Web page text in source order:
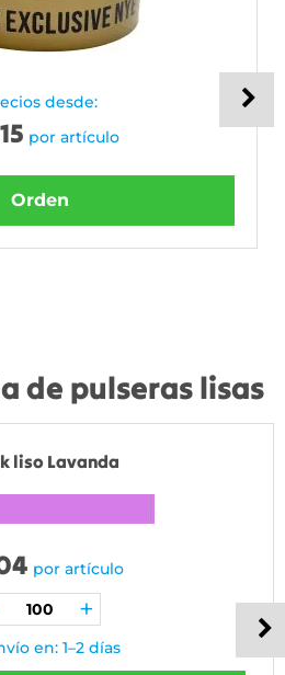
desde:
por artículo
Orden
de pulseras lisas
liso Lavanda
por artículo
en: 1–2 días